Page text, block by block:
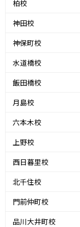
柏校
神田校
神保町校
水道橋校
飯田橋校
月島校
六本木校
上野校
西日暮里校
北千住校
門前仲町校
品川大井町校